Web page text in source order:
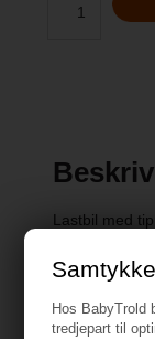
Hos BabyTrold
tredjepart til
Lastbil med